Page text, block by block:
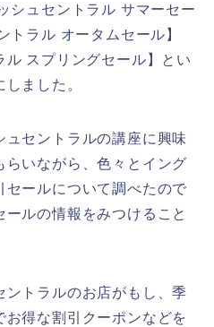
シュセントラル サマーセー
トラル オータムセール】
ル スプリングセール】とい
ました。
ュセントラルの講座に興味
いながら、色々とイング
セールについて調べたので
ルの情報をみつけること
ントラルのお店がもし、季
得な割引クーポンなどを